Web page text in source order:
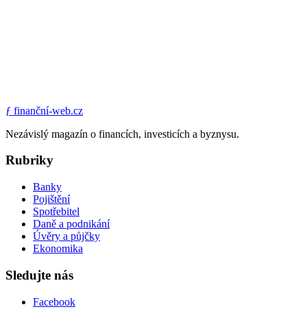
ƒ finanční-web.cz
Nezávislý magazín o financích, investicích a byznysu.
Rubriky
Banky
Pojištění
Spotřebitel
Daně a podnikání
Úvěry a půjčky
Ekonomika
Sledujte nás
Facebook